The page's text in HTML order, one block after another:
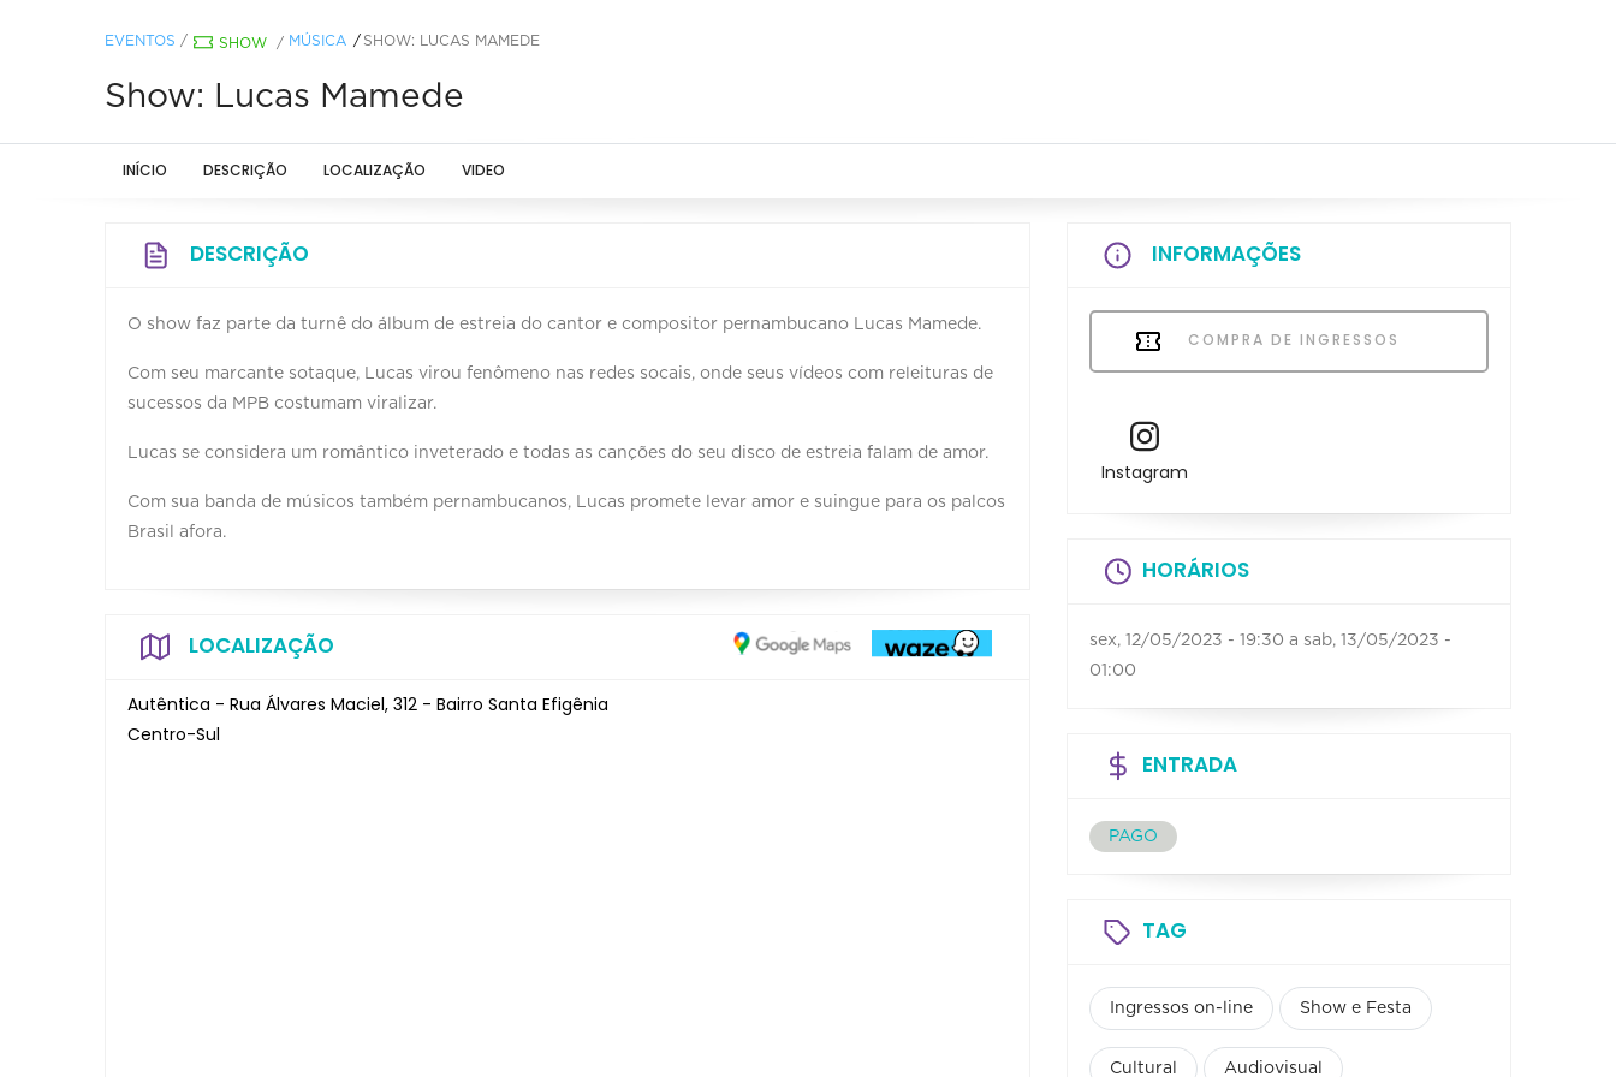
EVENTOS / SHOW / MÚSICA SHOW: LUCAS MAMEDE
Show: Lucas Mamede
INÍCIO DESCRIÇÃO LOCALIZAÇÃO VIDEO
DESCRIÇÃO
O show faz parte da turnê do álbum de estreia do cantor e compositor pernambucano Lucas Mamede.
Com seu marcante sotaque, Lucas virou fenômeno nas redes socais, onde seus vídeos com releituras de
sucessos da MPB costumam viralizar.
Lucas se considera um romântico inveterado e todas as canções do seu disco de estreia falam de amor.
Com sua banda de músicos também pernambucanos, Lucas promete levar amor e suingue para os palcos
Brasil afora.
LOCALIZAÇÃO
Autêntica - Rua Álvares Maciel, 312 - Bairro Santa Efigênia
Centro-Sul
INFORMAÇÕES
COMPRA DE INGRESSOS
Instagram
HORÁRIOS
sex, 12/05/2023 - 19:30 a sab, 13/05/2023 -
01:00
ENTRADA
PAGO
TAG
Ingressos on-line Show e Festa
Cultural Audiovisual